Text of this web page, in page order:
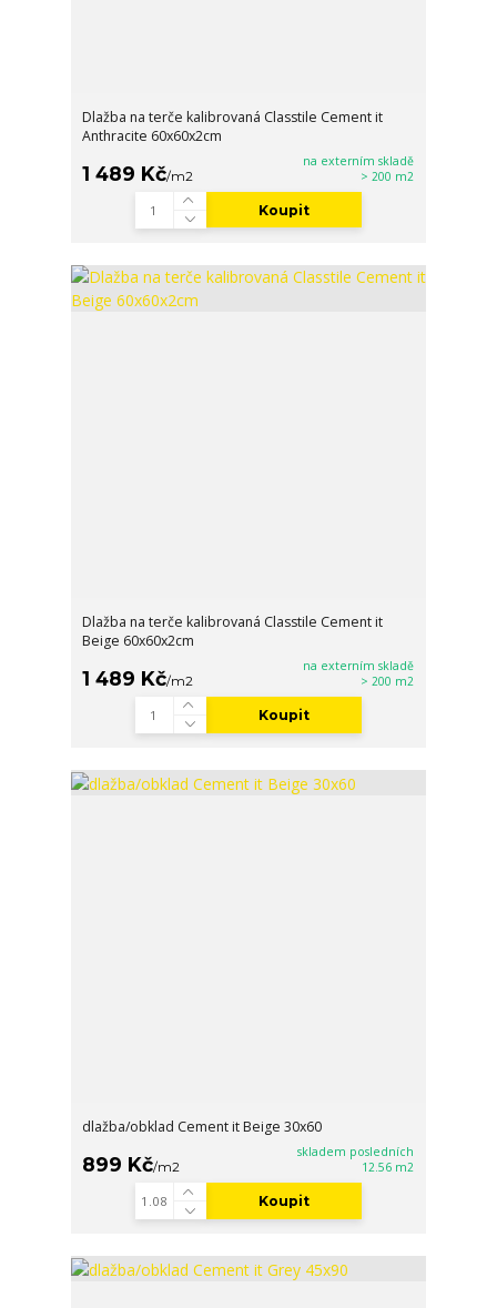
Dlažba na terče kalibrovaná Classtile Cement it
Anthracite 60x60x2cm
1 489 Kč/m2
na externím skladě
> 200 m2
Koupit
Dlažba na terče kalibrovaná Classtile Cement it
Beige 60x60x2cm
1 489 Kč/m2
na externím skladě
> 200 m2
Koupit
dlažba/obklad Cement it Beige 30x60
899 Kč/m2
skladem posledních
12.56 m2
Koupit